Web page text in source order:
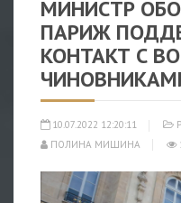
МИНИСТР
ПАРИЖ
КОНТАКТ С
10.07.2022 12:20:11
ПОЛИНА МИШИНА